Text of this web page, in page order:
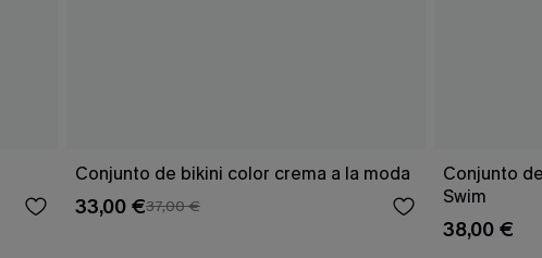
Conjunto de bikini color crema a la moda
33,00 €37,00 €
Conjunto
Swim
38,00 €